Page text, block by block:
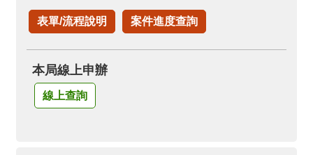
表單/流程說明 案件進度查詢
本局線上申辦
線上查詢